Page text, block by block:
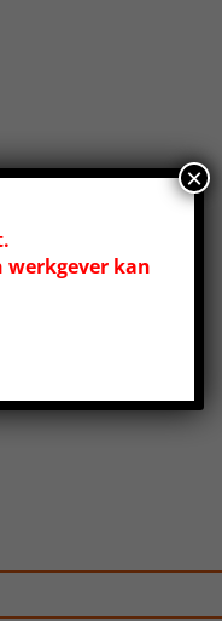
kan
×